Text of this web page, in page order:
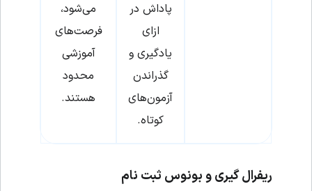
پاداش در
ازای
یادگیری و
گذراندن
آزمون‌های
کوتاه.
می‌شود،
فرصت‌های
آموزشی
محدود
هستند.
ریفرال گیری و بونوس ثبت نام